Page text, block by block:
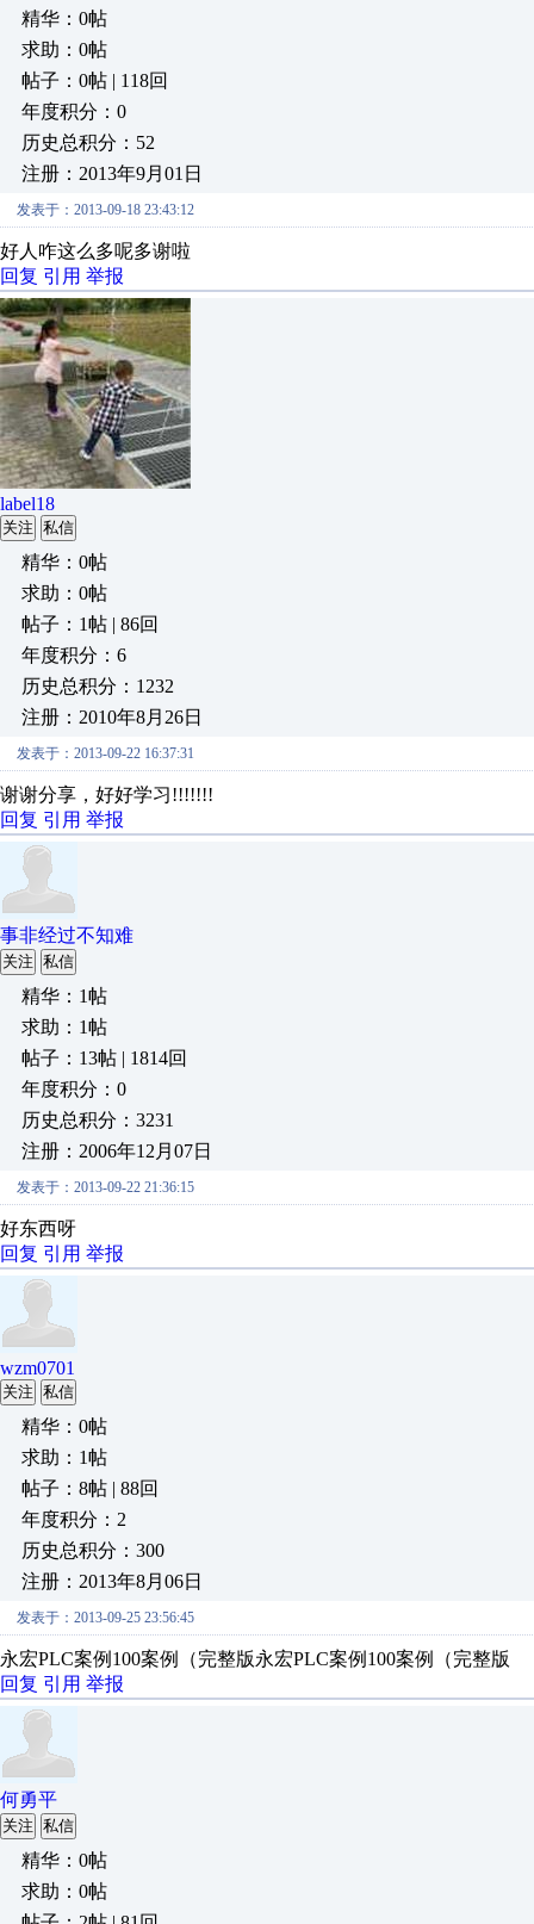
精华：0帖
求助：0帖
帖子：0帖 | 118回
年度积分：0
历史总积分：52
注册：2013年9月01日
发表于：2013-09-18 23:43:12
好人咋这么多呢多谢啦
回复 引用 举报
label18
关注 私信
精华：0帖
求助：0帖
帖子：1帖 | 86回
年度积分：6
历史总积分：1232
注册：2010年8月26日
发表于：2013-09-22 16:37:31
谢谢分享，好好学习!!!!!!!
回复 引用 举报
事非经过不知难
关注 私信
精华：1帖
求助：1帖
帖子：13帖 | 1814回
年度积分：0
历史总积分：3231
注册：2006年12月07日
发表于：2013-09-22 21:36:15
好东西呀
回复 引用 举报
wzm0701
关注 私信
精华：0帖
求助：1帖
帖子：8帖 | 88回
年度积分：2
历史总积分：300
注册：2013年8月06日
发表于：2013-09-25 23:56:45
永宏PLC案例100案例（完整版永宏PLC案例100案例（完整版
回复 引用 举报
何勇平
关注 私信
精华：0帖
求助：0帖